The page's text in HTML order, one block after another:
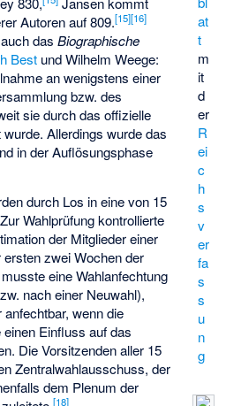
at
t
m
it
d
er
R
ei
c
h
s
v
er
fa
s
s
u
n
g
Autoren auf 809.[15][16]
auch dasBiographische
Best und Wilhelm Weege:
an wenigstens einer
bzw. des
sie durch das offizielle
Allerdings wurde das
in der Auflösungsphase
durch Los in eine von 15
Wahlprüfung kontrollierte
der Mitglieder einer
zwei Wochen der
eine Wahlanfechtung
nach einer Neuwahl),
wenn die
Einfluss auf das
Die Vorsitzenden aller 15
Zentralwahlausschuss, der
dem Plenum der
[18]